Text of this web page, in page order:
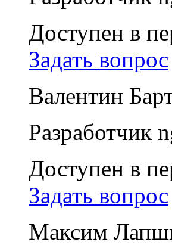
Доступен в
Задать вопрос
Валентин
Разработчик
Доступен в
Задать вопрос
Максим